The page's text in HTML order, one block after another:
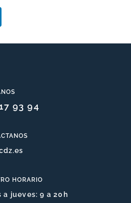
93 94
HORARIO
a jueves: 9 a 20h